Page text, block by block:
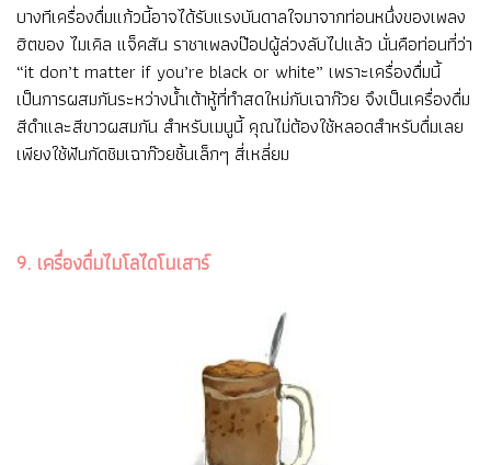
บางทีเครื่องดื่มแก้วนี้อาจได้รับแรงบันดาลใจมาจากท่อนหนึ่งของเพลง
ฮิตของ ไมเคิล แจ็คสัน ราชาเพลงป๊อปผู้ล่วงลับไปแล้ว นั่นคือท่อนที่ว่า
“it don’t matter if you’re black or white” เพราะเครื่องดื่มนี้
เป็นการผสมกันระหว่างน้ำเต้าหู้ที่ทำสดใหม่กับเฉาก๊วย จึงเป็นเครื่องดื่ม
สีดำและสีขาวผสมกัน สำหรับเมนูนี้ คุณไม่ต้องใช้หลอดสำหรับดื่มเลย
เพียงใช้ฟันกัดชิมเฉาก๊วยชิ้นเล็กๆ สี่เหลี่ยม
9. เครื่องดื่มไมโลไดโนเสาร์